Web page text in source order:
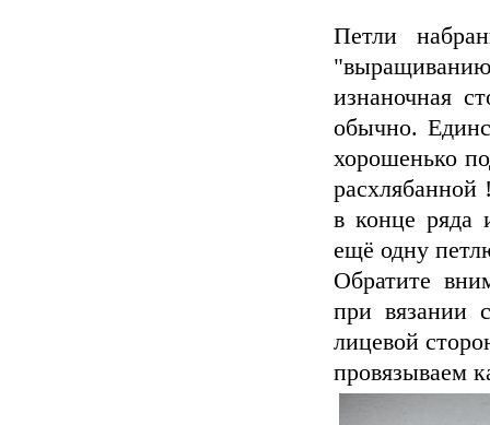
Петли
изнаночная
обычно.
хорошенько
в конце ряда
ещё одну
Обратите
при вязании
лицевой
провязываем